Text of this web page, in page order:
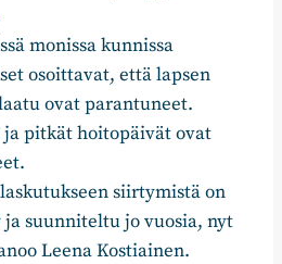
monissa kunnissa
osoittavat, että lapsen
ovat parantuneet.
pitkät hoitopäivät ovat
siirtymistä on
suunniteltu jo vuosia, nyt
Leena Kostiainen.